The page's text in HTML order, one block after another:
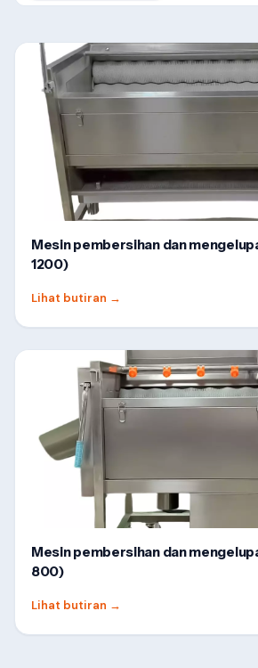
Mesin pembersihan dan
1200)
Lihat butiran →
Mesin pembersihan dan
800)
Lihat butiran →